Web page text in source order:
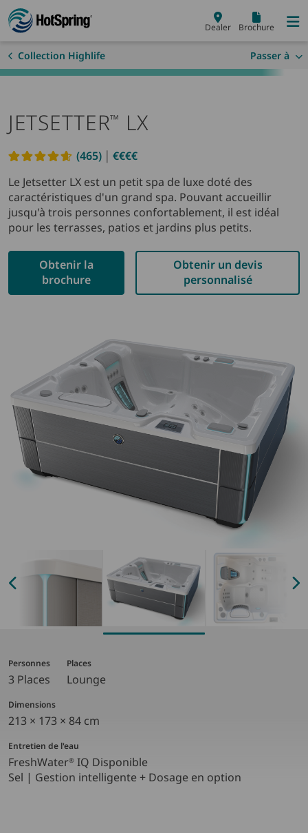
Skip to main content
Dealer Brochure
Collection Highlife Passer à
JETSETTER™ LX
Read reviews (465) | €€€€
Le Jetsetter LX est un petit spa de luxe doté des
caractéristiques d'un grand spa. Pouvant accueillir
jusqu'à trois personnes confortablement, il est idéal
pour les terrasses, patios et jardins plus petits.
Obtenir la
brochure
Obtenir un devis
personnalisé
Personnes
3 Places
Places
Lounge
Dimensions
213 × 173 × 84 cm
Entretien de l'eau
FreshWater® IQ Disponible
Sel | Gestion intelligente + Dosage en option